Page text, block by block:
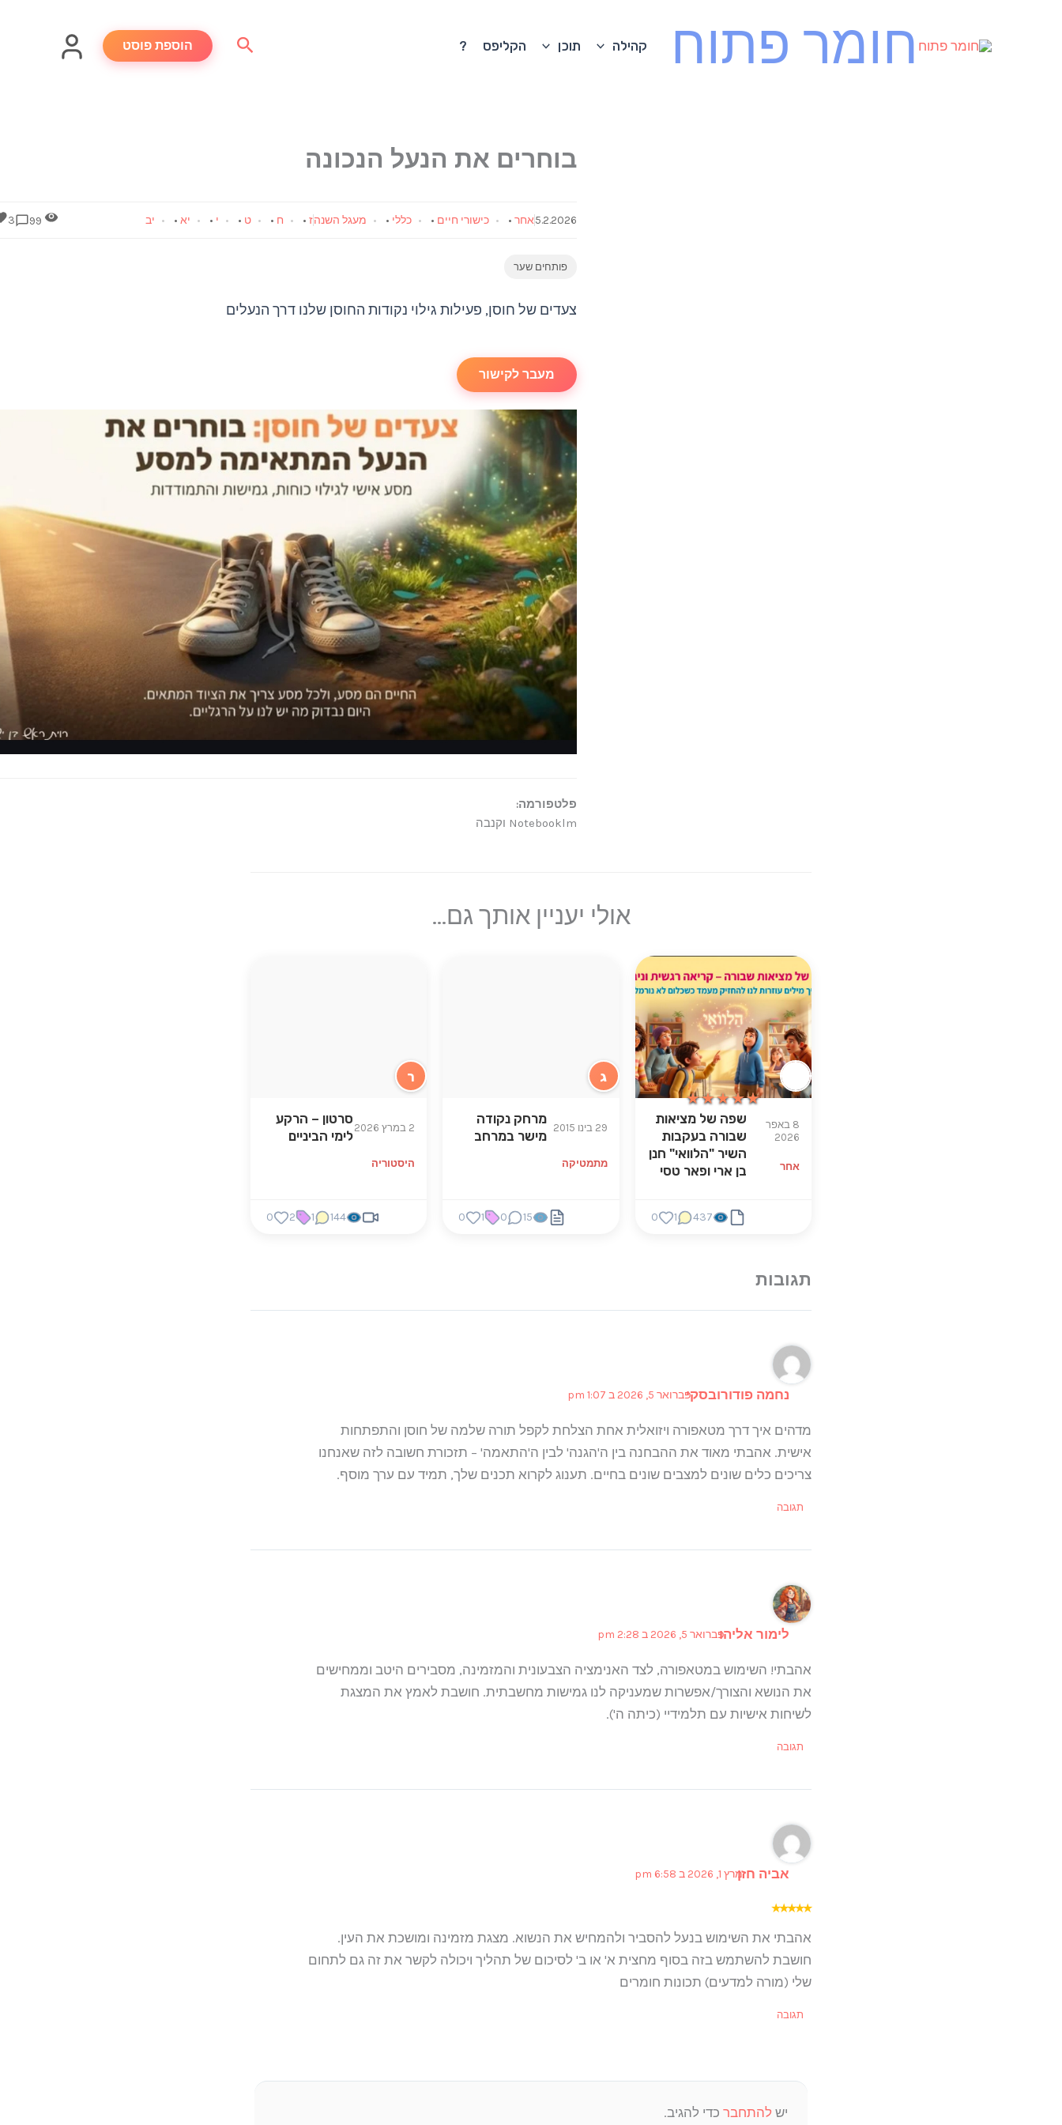
חומר פתוח קהילה תוכן הקליפס ? חיפוש הוספת פוסט
בוחרים את הנעל הנכונה
5.2.2026אחר • כישורי חיים • כללי • מעגל השנהז • ח • ט • י • יא • יב 3
פותחים שער
צעדים של חוסן, פעילות גילוי נקודות החוסן שלנו דרך הנעלים
מעבר לקישור
פלטפורמה:
Notebooklm וקנבה
אולי יעניין אותך גם...
★★★★★
★★★★★
8 באפר
2026
אחר
שפה של מציאות
שבורה בעקבות
השיר "הלוואי" חנן
בן ארי ופאר טסי
437
1
0
ג
29 בינו 2015
מתמטיקה
מרחק נקודה
מישר במרחב
15
0
1
0
ר
2 במרץ 2026
היסטוריה
סרטון – הרקע
לימי הביניים
144
1
2
0
נחמה פודורובסקיפברואר 5, 2026 ב 1:07 pm
מדהים איך דרך מטאפורה ויזואלית אחת הצלחת לקפל תורה שלמה של חוסן והתפתחות
אישית. אהבתי מאוד את ההבחנה בין ה'הגנה' לבין ה'התאמה' – תזכורת חשובה לזה שאנחנו
צריכים כלים שונים למצבים שונים בחיים. תענוג לקרוא תכנים שלך, תמיד עם ערך מוסף.
תגובה
לימור אליהופברואר 5, 2026 ב 2:28 pm
אהבתי! השימוש במטאפורה, לצד האנימציה הצבעונית והמזמינה, מסבירים היטב וממחישים
את הנושא והצורך/אפשרות שמעניקה לנו גמישות מחשבתית. חושבת לאמץ את המצגת
לשיחות אישיות עם תלמידיי (כיתה ה').
תגובה
אביה חזןמרץ 1, 2026 ב 6:58 pm
★
★
★
★
★
אהבתי את השימוש בנעל להסביר ולהמחיש את הנשוא. מצגת מזמינה ומושכת את העין.
חושבת להשתמש בזה בסוף מחצית א' או ב' לסיכום של תהליך ויכולה לקשר את זה גם לתחום
שלי (מורה למדעים) תכונות חומרים
תגובה
יש להתחבר כדי להגיב.